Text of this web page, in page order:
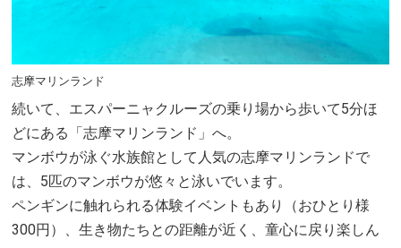
志摩マリンランド
続いて、エスパーニャクルーズの乗り場から歩いて5分ほ
どにある「志摩マリンランド」へ。
マンボウが泳ぐ水族館として人気の志摩マリンランドで
は、5匹のマンボウが悠々と泳いでいます。
ペンギンに触れられる体験イベントもあり（おひとり様
300円）、生き物たちとの距離が近く、童心に戻り楽しん